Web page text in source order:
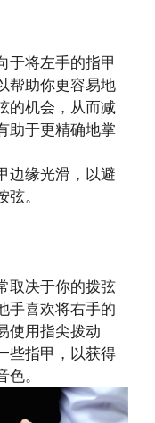
于将左手的指甲
帮助你更容易地
的机会，从而减
助于更精确地掌
边缘光滑，以避
。
取决于你的拨弦
手喜欢将右手的
使用指尖拨动
些指甲，以获得
。